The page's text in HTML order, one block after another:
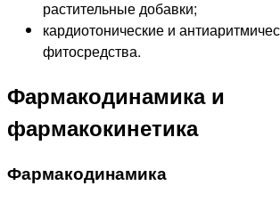
растительные добавки;
кардиотонические и
фитосредства.
Фармакодинамика и
фармакокинетика
Фармакодинамика